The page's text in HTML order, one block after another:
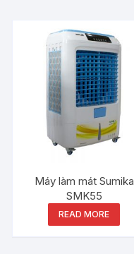
Máy làm mát Sumika
SMK55
READ MORE